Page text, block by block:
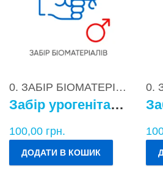
0. ЗАБІР БІОМАТЕРІАЛІВ
Забір урогенітального БМ у чоловіків
100,00 грн.
ДОДАТИ В КОШИК